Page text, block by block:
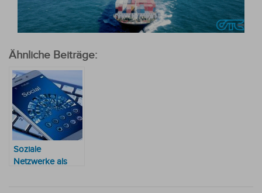
Ähnliche Beiträge:
Soziale
Netzwerke als